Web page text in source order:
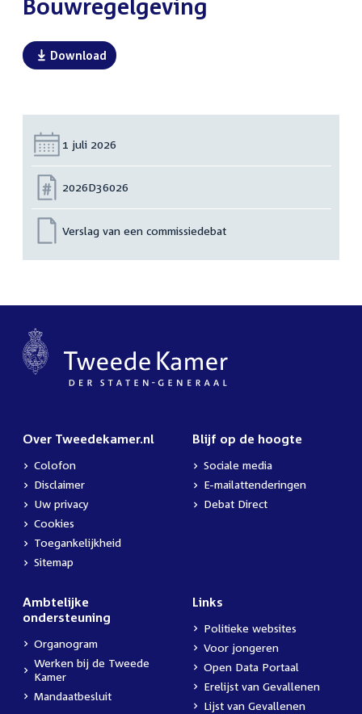
Bouwregelgeving
Download
Datum:
1 juli 2026
Nummer:
2026D36026
Verslag van een commissiedebat
Over Tweedekamer.nl
Colofon
Disclaimer
Uw privacy
Cookies
Toegankelijkheid
Sitemap
Blijf op de hoogte
Sociale media
E-mailattenderingen
Debat Direct
Ambtelijke
ondersteuning
Organogram
Werken bij de Tweede
Kamer
Mandaatbesluit
Links
Politieke websites
Voor jongeren
Open Data Portaal
Erelijst van Gevallenen
Lijst van Gevallenen